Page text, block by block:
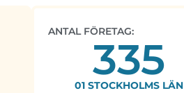
ANTAL FÖRETAG:
335
01 STOCKHOLMS LÄN